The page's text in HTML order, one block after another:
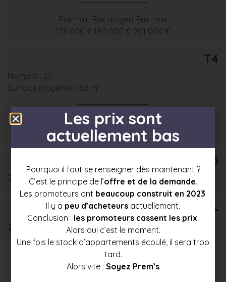
Prix mini
179 000 €
Prix moyen
190 000 €
Prix max
201 000 €
T4
Nombre : 25
Surface moyenne : 82 m²
Prix mini
203 500 €
Prix moyen
219 500 €
Prix max
235 500 €
T5
T6+
Les prix sont
actuellement bas
Pourquoi il faut se renseigner dès maintenant ?
C’est le principe de l’offre et de la demande.
Les promoteurs ont beaucoup construit en 2023.
Il y a peu d’acheteurs actuellement.
Conclusion : les promoteurs cassent les prix.
Alors oui c’est le moment.
Une fois le stock d’appartements écoulé, il sera trop
tard.
Alors vite : Soyez Prem’s